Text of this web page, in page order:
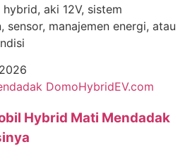
aki 12V, sistem
sensor, manajemen energi, atau
Hybrid Mati Mendadak